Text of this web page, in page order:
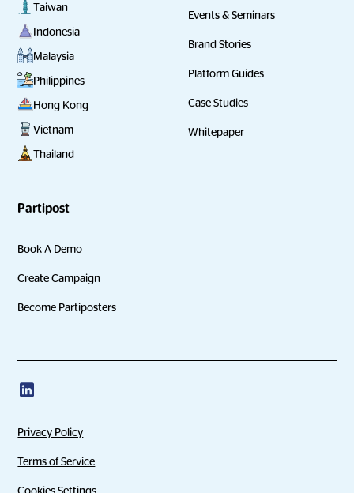
Taiwan
Indonesia
Malaysia
Philippines
Hong Kong
Vietnam
Thailand
Events & Seminars
Brand Stories
Platform Guides
Case Studies
Whitepaper
Partipost
Book A Demo
Create Campaign
Become Partiposters
Privacy Policy
Terms of Service
Cookies Settings